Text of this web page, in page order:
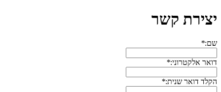
יצירת קשר
שם:*
דואר אלקטרוני:*
הקלד דואר שנית:*